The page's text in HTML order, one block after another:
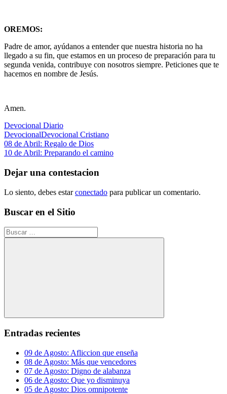
OREMOS:
Padre de amor, ayúdanos a entender que nuestra historia no ha
llegado a su fin, que estamos en un proceso de preparación para tu
segunda venida, contribuye con nosotros siempre. Peticiones que te
hacemos en nombre de Jesús.
Amen.
Devocional Diario
DevocionalDevocional Cristiano
Navegación
de
entradas
Entrada
anterior:
08 de Abril: Regalo de Dios
Siguiente
10 de Abril: Preparando el camino
Dejar una contestacion
Lo siento, debes estarconectado para publicar un comentario.
Buscar en el Sitio
Buscar:
Buscar
Entradas recientes
09 de Agosto: Afliccion que enseña
08 de Agosto: Más que vencedores
07 de Agosto: Digno de alabanza
06 de Agosto: Que yo disminuya
05 de Agosto: Dios omnipotente